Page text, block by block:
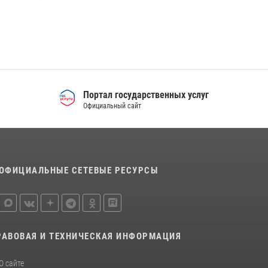
хоккеюПортал государственных услуг
Официальный сайт
СЕТЕВЫЕ РЕСУРСЫ
И ТЕХНИЧЕСКАЯ ИНФОРМАЦИЯ
О сайте